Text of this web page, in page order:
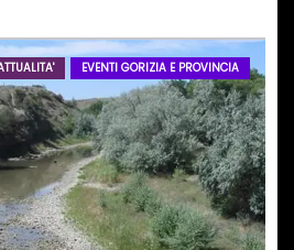
EVENTI GORIZIA E PROVINCIA